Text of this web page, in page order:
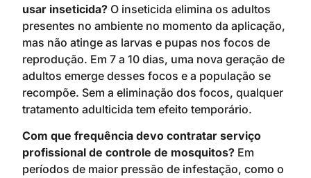
usar inseticida? O inseticida elimina os adultos
presentes no ambiente no momento da aplicação,
mas não atinge as larvas e pupas nos focos de
reprodução. Em 7 a 10 dias, uma nova geração de
adultos emerge desses focos e a população se
recompõe. Sem a eliminação dos focos, qualquer
tratamento adulticida tem efeito temporário.
Com que frequência devo contratar serviço
profissional de controle de mosquitos? Em
períodos de maior pressão de infestação, como o